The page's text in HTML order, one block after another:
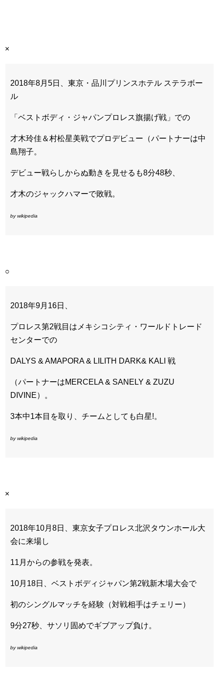
×
2018年8月5日、東京・品川プリンスホテル ステラボー
ル
「ベストボディ・ジャパンプロレス旗揚げ戦」での
才木玲佳＆村松星美戦でプロデビュー（パートナーは中
島翔子。
デビュー戦らしからぬ動きを見せるも8分48秒、
才木のジャックハマーで敗戦。
by wikipedia
○
2018年9月16日、
プロレス第2戦目はメキシコシティ・ワールドトレード
センターでの
DALYS & AMAPORA & LILITH DARK& KALI 戦
（パートナーはMERCELA & SANELY & ZUZU
DIVINE）。
3本中1本目を取り、チームとしても白星!。
by wikipedia
×
2018年10月8日、東京女子プロレス北沢タウンホール大
会に来場し
11月からの参戦を発表。
10月18日、ベストボディジャパン第2戦新木場大会で
初のシングルマッチを経験（対戦相手はチェリー）
9分27秒、サソリ固めでギブアップ負け。
by wikipedia